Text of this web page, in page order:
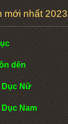
mới nhất 2023
dên
Nữ
Nam